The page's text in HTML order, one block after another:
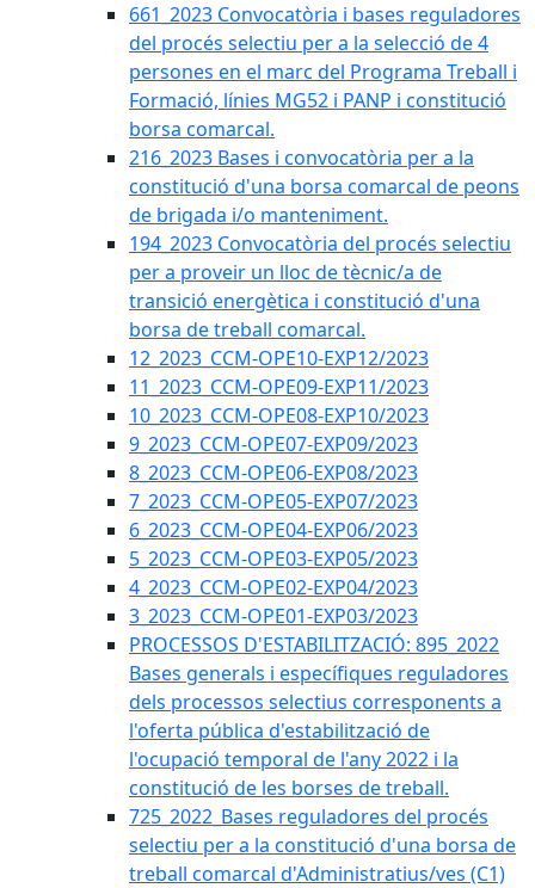
661_2023 Convocatòria i bases reguladores
del procés selectiu per a la selecció de 4
persones en el marc del Programa Treball i
Formació, línies MG52 i PANP i constitució
borsa comarcal.
216_2023 Bases i convocatòria per a la
constitució d'una borsa comarcal de peons
de brigada i/o manteniment.
194_2023 Convocatòria del procés selectiu
per a proveir un lloc de tècnic/a de
transició energètica i constitució d'una
borsa de treball comarcal.
12_2023_CCM-OPE10-EXP12/2023
11_2023_CCM-OPE09-EXP11/2023
10_2023_CCM-OPE08-EXP10/2023
9_2023_CCM-OPE07-EXP09/2023
8_2023_CCM-OPE06-EXP08/2023
7_2023_CCM-OPE05-EXP07/2023
6_2023_CCM-OPE04-EXP06/2023
5_2023_CCM-OPE03-EXP05/2023
4_2023_CCM-OPE02-EXP04/2023
3_2023_CCM-OPE01-EXP03/2023
PROCESSOS D'ESTABILITZACIÓ: 895_2022
Bases generals i específiques reguladores
dels processos selectius corresponents a
l'oferta pública d'estabilització de
l'ocupació temporal de l'any 2022 i la
constitució de les borses de treball.
725_2022_Bases reguladores del procés
selectiu per a la constitució d'una borsa de
treball comarcal d'Administratius/ves (C1)